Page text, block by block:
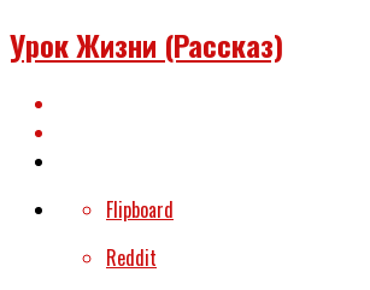
Урок Жизни (рассказ)
Flipboard
Reddit